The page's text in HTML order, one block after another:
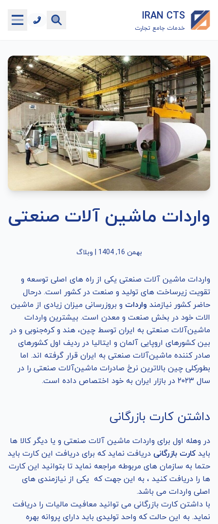
IRAN CTS
خدمات جامع تجارت
خانه
جستجوگر تعرفه گمرکی
جستجوگر شناسه کالا
هاب
ماشین حساب گمرکی
خدمات رایگان دیگر
واردات ماشین آلات صنعتی
بهمن 16, 1404 | وبلاگ
واردات ماشین آلات صنعتی یکی از راه های اصلی توسعه و
تقویت زیرساخت های تولید و صنعت در کشور است. درحال
حاضر کشور نیازمند واردات و بروزرسانی میزان زیادی از ماشین
الات خود در بخش صنعت و معدن است. بیشترین واردات
ماشین‌آلات صنعتی به ایران توسط چین، هند و کره‌جنوبی و در
بین کشورهای اروپایی آلمان و ایتالیا در ردیف اول کشورهای
صادر کننده ماشین‌آلات صنعتی به ایران قرار گرفته اند. اما
بطورکلی چین بالاترین نرخ صادرات ماشین‌آلات صنعتی را در
سال ۲۰۲۳ در بازار ایران به خود اختصاص داده است.
داشتن کارت بازرگانی
در وهله اول برای واردات ماشین آلات صنعتی و یا دیگر کالا ها
باید کارت بازرگانی دریافت نماید که برای دریافت این کارت باید
حتما به سازمان های مربوطه مراجعه نماید تا بتوانید این کارت
ها را دریافت کنید ، به این جهت که یکی از نیازمندی های
اصلی واردات می باشد.
با داشتن کارت بازرگانی می توانید معافیت مالیات را دریافت
نماید. به این حالت که واحد تولیدی باید دارای پروانه بهره